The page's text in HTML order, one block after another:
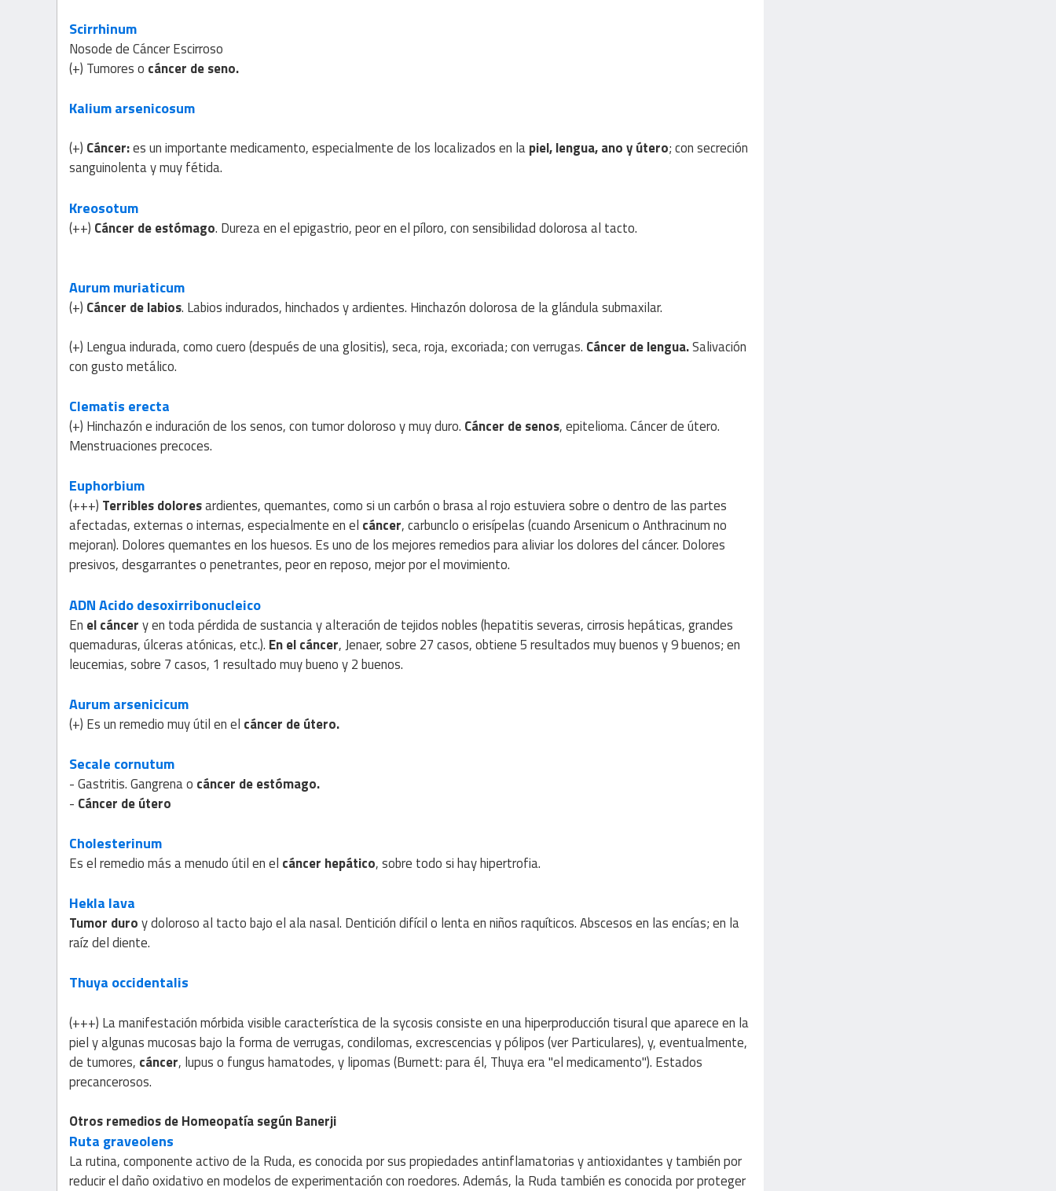
Scirrhinum
Nosode de Cáncer Escirroso
(+) Tumores o cáncer de seno.
Kalium arsenicosum
(+) Cáncer:es un importante medicamento, especialmente de los localizados en lapiel, lengua, ano y útero; con secreción
sanguinolenta y muy fétida.
Kreosotum
(++) Cáncer de estómago. Dureza en el epigastrio, peor en el píloro, con sensibilidad dolorosa al tacto.
Aurum muriaticum
(+) Cáncer de labios. Labios indurados, hinchados y ardientes. Hinchazón dolorosa de la glándula submaxilar.
(+) Lengua indurada, como cuero (después de una glositis), seca, roja, excoriada; con verrugas. Cáncer de lengua.Salivación
con gusto metálico.
Clematis erecta
(+) Hinchazón e induración de los senos, con tumor doloroso y muy duro. Cáncer de senos, epitelioma. Cáncer de útero.
Menstruaciones precoces.
Euphorbium
(+++) Terribles doloresardientes, quemantes, como si un carbón o brasa al rojo estuviera sobre o dentro de las partes
afectadas, externas o internas, especialmente en el cáncer, carbunclo o erisípelas (cuando Arsenicum o Anthracinum no
mejoran). Dolores quemantes en los huesos. Es uno de los mejores remedios para aliviar los dolores del cáncer. Dolores
presivos, desgarrantes o penetrantes, peor en reposo, mejor por el movimiento.
ADNAcido desoxirribonucleico
En el cáncery en toda pérdida de sustancia y alteración de tejidos nobles (hepatitis severas, cirrosis hepáticas, grandes
quemaduras, úlceras atónicas, etc.). En el cáncer, Jenaer, sobre 27 casos, obtiene 5 resultados muy buenos y 9 buenos; en
leucemias, sobre 7 casos, 1 resultado muy bueno y 2 buenos.
Aurum arsenicicum
(+) Es un remedio muy útil en el cáncer de útero.
Secale cornutum
- Gastritis. Gangrena o cáncer de estómago.
- Cáncer de útero
Cholesterinum
Es el remedio más a menudo útil en el cáncer hepático, sobre todo si hay hipertrofia.
Hekla lava
Tumor duroy doloroso al tacto bajo el ala nasal. Dentición difícil o lenta en niños raquíticos. Abscesos en las encías; en la
raíz del diente.
Thuya occidentalis
(+++) La manifestación mórbida visible característica de la sycosis consiste en una hiperproducción tisural que aparece en la
piel y algunas mucosas bajo la forma de verrugas, condilomas, excrescencias y pólipos (ver Particulares), y, eventualmente,
de tumores, cáncer, lupus o fungus hamatodes, y lipomas (Burnett: para él, Thuya era "el medicamento"). Estados
precancerosos.
Otros remedios de Homeopatía según Banerji
Ruta graveolens
La rutina, componente activo de la Ruda, es conocida por sus propiedades antinflamatorias y antioxidantes y también por
reducir el daño oxidativo en modelos de experimentación con roedores. Además, la Ruda también es conocida por proteger